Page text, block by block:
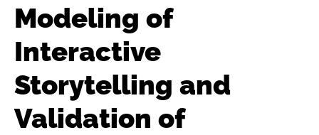
Modeling of
Interactive
Storytelling and
Validation of